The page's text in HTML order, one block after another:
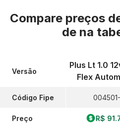
Compare preços
de na
Versão
Código Fipe
Preço
Plus Lt 1.0
Flex
R$